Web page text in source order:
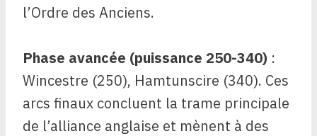
l’Ordre des Anciens.
Phase avancée (puissance 250-340) :
Wincestre (250), Hamtunscire (340). Ces
arcs finaux concluent la trame principale
de l’alliance anglaise et mènent à des